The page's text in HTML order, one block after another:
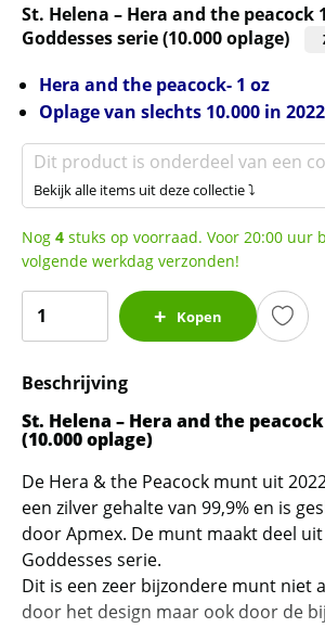
St. Helena – Hera and the peacock
Goddesses serie (10.000 oplage)
Hera and the peacock- 1 oz
Oplage van slechts 10.000 in 2022
Dit product is onderdeel van een
Bekijk alle items uit deze collectie ⤵
Nog 4 stuks op voorraad. Voor 20:00 uur
volgende werkdag verzonden!
Helena
Hera
and
the
1
oz
2022
Goddesses
serie
Kopen
Beschrijving
St. Helena – Hera and the peacock
(10.000 oplage)
De Hera & the Peacock munt uit
een zilver gehalte van 99,9% en is
door Apmex. De munt maakt deel
Goddesses serie.
Dit is een zeer bijzondere munt niet
door het design maar ook door de